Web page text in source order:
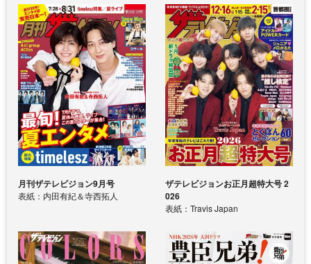
月刊ザテレビジョン9月号
表紙：内田有紀＆寺西拓人
ザテレビジョンお正月超特大号 2
026
表紙：Travis Japan